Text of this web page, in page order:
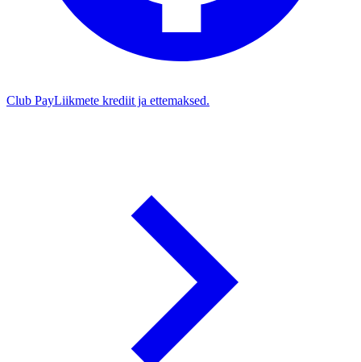
Club PayLiikmete krediit ja ettemaksed.